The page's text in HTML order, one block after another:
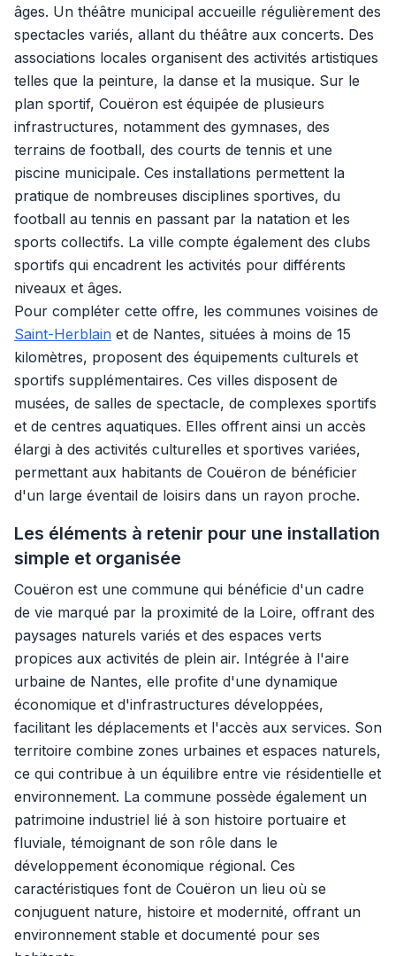
âges. Un théâtre municipal accueille régulièrement des
spectacles variés, allant du théâtre aux concerts. Des
associations locales organisent des activités artistiques
telles que la peinture, la danse et la musique. Sur le
plan sportif, Couëron est équipée de plusieurs
infrastructures, notamment des gymnases, des
terrains de football, des courts de tennis et une
piscine municipale. Ces installations permettent la
pratique de nombreuses disciplines sportives, du
football au tennis en passant par la natation et les
sports collectifs. La ville compte également des clubs
sportifs qui encadrent les activités pour différents
niveaux et âges.
Pour compléter cette offre, les communes voisines de
Saint-Herblain et de Nantes, situées à moins de 15
kilomètres, proposent des équipements culturels et
sportifs supplémentaires. Ces villes disposent de
musées, de salles de spectacle, de complexes sportifs
et de centres aquatiques. Elles offrent ainsi un accès
élargi à des activités culturelles et sportives variées,
permettant aux habitants de Couëron de bénéficier
d'un large éventail de loisirs dans un rayon proche.
Les éléments à retenir pour une installation
simple et organisée
Couëron est une commune qui bénéficie d'un cadre
de vie marqué par la proximité de la Loire, offrant des
paysages naturels variés et des espaces verts
propices aux activités de plein air. Intégrée à l'aire
urbaine de Nantes, elle profite d'une dynamique
économique et d'infrastructures développées,
facilitant les déplacements et l'accès aux services. Son
territoire combine zones urbaines et espaces naturels,
ce qui contribue à un équilibre entre vie résidentielle et
environnement. La commune possède également un
patrimoine industriel lié à son histoire portuaire et
fluviale, témoignant de son rôle dans le
développement économique régional. Ces
caractéristiques font de Couëron un lieu où se
conjuguent nature, histoire et modernité, offrant un
environnement stable et documenté pour ses